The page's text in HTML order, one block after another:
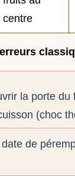
centre
la porte
(choc
de